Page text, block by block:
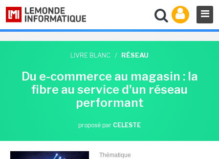
LIVRE BLANC / RÉSEAU
Du e-commerce au magasin : la
fibre au service d'un réseau
performant
proposé par CELESTE
Thématique